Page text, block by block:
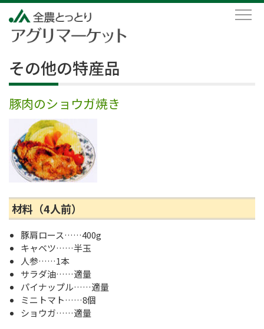
その他の特産品
豚肉のショウガ焼き
材料（4人前）
豚肩ロース……400g
キャベツ……半玉
人参……1本
サラダ油……適量
パイナップル……適量
ミニトマト……8個
ショウガ……適量